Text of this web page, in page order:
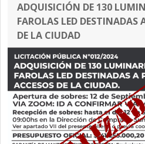
ADQUISICIÓN DE 130
FAROLAS LED DESTINADAS
DE LA CIUDAD